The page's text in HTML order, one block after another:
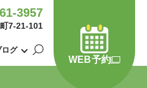
ログ
3957
7-21-101
WEB予約